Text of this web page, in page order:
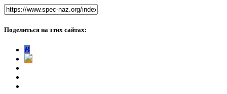
Поделиться на этих сайтах:
В